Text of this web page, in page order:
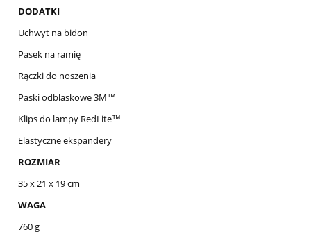
DODATKI
Uchwyt na bidon
Pasek na ramię
Rączki do noszenia
Paski odblaskowe 3M™
Klips do lampy RedLite™
Elastyczne ekspandery
ROZMIAR
35 x 21 x 19 cm
WAGA
760 g